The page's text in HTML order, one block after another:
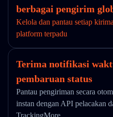
berbagai pengirim
Kelola dan pantau setiap
platform terpadu
Terima notifikasi
pembaruan status
Pantau pengiriman secara
instan dengan API pelacakan
TrackingMore